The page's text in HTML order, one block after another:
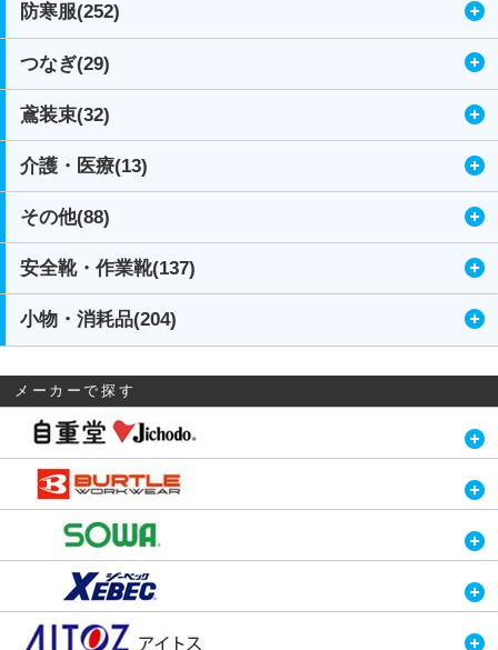
防寒服(252)
つなぎ(29)
鳶装束(32)
介護・医療(13)
その他(88)
安全靴・作業靴(137)
小物・消耗品(204)
メーカーで探す